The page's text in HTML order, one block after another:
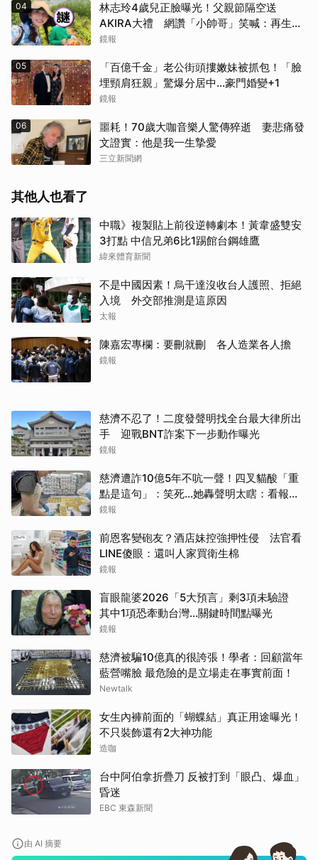
04
林志玲4歲兒正臉曝光！父親節隔空送
AKIRA大禮 網讚「小帥哥」笑喊：再生一
個
鏡報
05
「百億千金」老公街頭摟嫩妹被抓包！「臉
埋頸肩狂親」驚爆分居中...豪門婚變+1
鏡報
06
噩耗！70歲大咖音樂人驚傳猝逝 妻悲痛發
文證實：他是我一生摯愛
三立新聞網
其他人也看了
中職》複製貼上前役逆轉劇本！黃韋盛雙安
3打點 中信兄弟6比1踢館台鋼雄鷹
緯來體育新聞
不是中國因素！烏干達沒收台人護照、拒絕
入境 外交部推測是這原因
太報
陳嘉宏專欄：要刪就刪 各人造業各人擔
鏡報
慈濟不忍了！二度發聲明找全台最大律所出
手 迎戰BNT詐案下一步動作曝光
鏡報
慈濟遭詐10億5年不吭一聲！四叉貓酸「重
點是這句」：笑死...她轟聲明太瞎：看報紙
才知被騙
鏡報
前恩客變砲友？酒店妹控強押性侵 法官看
LINE傻眼：還叫人家買衛生棉
鏡報
盲眼龍婆2026「5大預言」剩3項未驗證
其中1項恐牽動台灣...關鍵時間點曝光
鏡報
慈濟被騙10億真的很誇張！學者：回顧當年
藍營嘴臉 最危險的是立場走在事實前面！
Newtalk
女生內褲前面的「蝴蝶結」真正用途曝光！
不只裝飾還有2大神功能
造咖
台中阿伯拿折疊刀 反被打到「眼凸、爆血」
昏迷
EBC 東森新聞
由 AI 摘要